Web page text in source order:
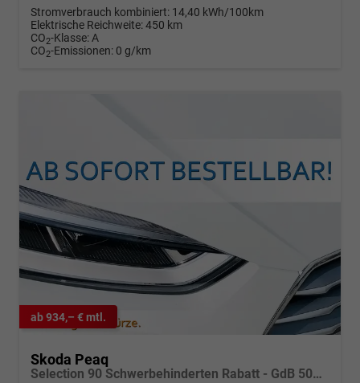
Stromverbrauch kombiniert: 14,40 kWh/100km
Elektrische Reichweite:450 km
CO2-Klasse:A
CO2-Emissionen: 0 g/km
ab 934,– € mtl.
Skoda Peaq
Selection 90 Schwerbehinderten Rabatt - GdB 50% FÖRDERFÄHIG